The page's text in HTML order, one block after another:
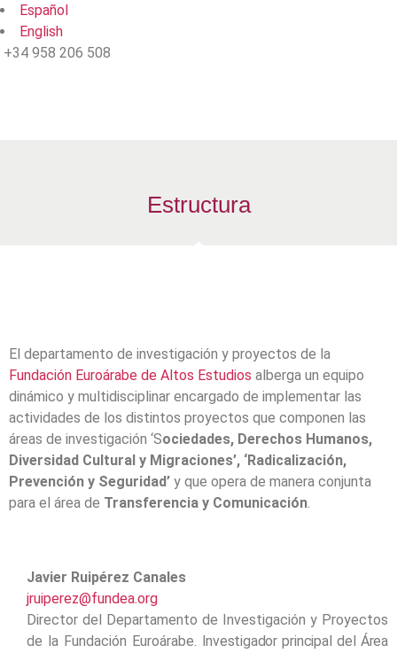
Español
English
+34 958 206 508
Estructura
El departamento de investigación y proyectos de la
Fundación Euroárabe de Altos Estudios alberga un equipo
dinámico y multidisciplinar encargado de implementar las
actividades de los distintos proyectos que componen las
áreas de investigación ‘Sociedades, Derechos Humanos,
Diversidad Cultural y Migraciones’, ‘Radicalización,
Prevención y Seguridad’ y que opera de manera conjunta
para el área de Transferencia y Comunicación.
Javier Ruipérez Canales
jruiperez@fundea.org
Director del Departamento de Investigación y Proyectos
de la Fundación Euroárabe. Investigador principal del Área